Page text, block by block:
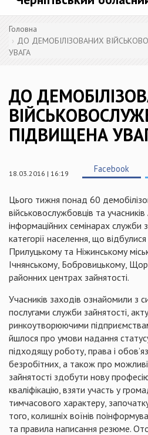
Головна
ДО ДЕМОБІЛІЗОВАНИХ
УВАГА
ДО
ПІДВИЩЕНА
18.03.2016 | 16:19 Facebook
Цього тижня понад 60
військовослужбовців та
інформаційних семінарах служби
категорії населення, що
Прилуцькому та Ніжинському
Ічнянському, Бобровицькому,
районних центрах зайнятості.
Учасників заходів ознайомили з
послугами служби зайнятості,
ринкоутворюючими
йшлося про умови надання
підходящу роботу, права і
безробітних, а також про
зайнятості здобути нову
кваліфікацію, взяти участь у
тимчасового характеру,
того, колишніх воїнів
та правила написання резюме.